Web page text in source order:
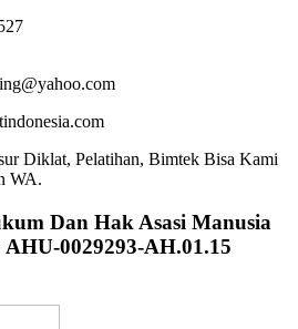
Diklat, Pelatihan, Bimtek Bisa Kami
WA.
Dan Hak Asasi Manusia
0029293-AH.01.15